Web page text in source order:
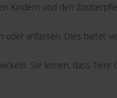
Kindern und den
oder anfassen. Dies bietet
Sie lernen, dass Tiere